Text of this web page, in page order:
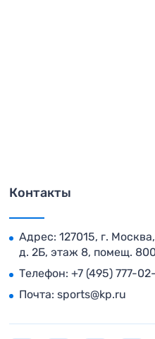
Контакты
Адрес: 127015, г.
д. 2Б, этаж 8, помещ.
Телефон: +7 (495) 777-
Почта: sports@kp.ru